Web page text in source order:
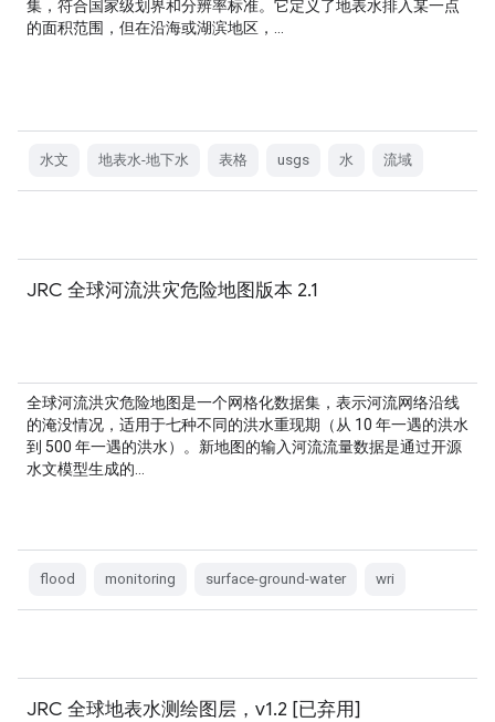
集，符合国家级划界和分辨率标准。它定义了地表水排入某一点
的面积范围，但在沿海或湖滨地区，…
水文 地表水-地下水 表格 usgs 水 流域
JRC 全球河流洪灾危险地图版本 2.1
全球河流洪灾危险地图是一个网格化数据集，表示河流网络沿线
的淹没情况，适用于七种不同的洪水重现期（从 10 年一遇的洪水
到 500 年一遇的洪水）。新地图的输入河流流量数据是通过开源
水文模型生成的…
flood monitoring surface-ground-water wri
JRC 全球地表水测绘图层，v1.2 [已弃用]